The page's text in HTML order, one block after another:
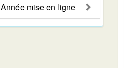
Année mise en ligne